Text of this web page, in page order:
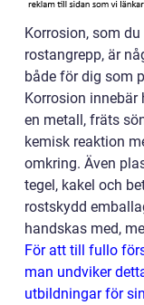
Korrosion, som
rostangrepp, är
både för dig som
Korrosion
en metall, fräts
kemisk reaktion
omkring. Även
tegel, kakel och
rostskydd
handskas med,
För att till fullo
man undviker
utbildningar för